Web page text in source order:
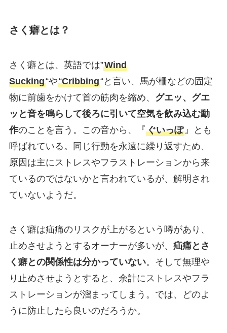
さく癖とは？
さく癖とは、英語では”Wind
Sucking“や“Cribbing“と言い、馬が柵などの固定
物に前歯をかけて首の筋肉を縮め、 グエッ、グエ
ッと音を鳴らして後ろに引いて空気を飲み込む動
作のことを言う。この音から、『ぐいっぽ』とも
呼ばれている。同じ行動を永遠に繰り返すため、
原因は主にストレスやフラストレーションから来
ているのではないかと言われているが、解明され
ていないようだ。
さく癖は疝痛のリスクが上がるという噂があり、
止めさせようとするオーナーが多いが、 疝痛とさ
く癖との関係性は分かっていない。そして無理や
り止めさせようとすると、余計にストレスやフラ
ストレーションが溜まってしまう。では、どのよ
うに防止したら良いのだろうか。